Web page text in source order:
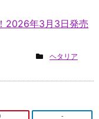
2026年3月3日発売
ヘタリア
-